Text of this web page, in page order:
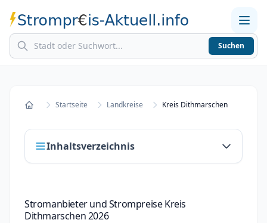
Home
Stromkosten berechnen
Suchen
StartseiteStartseite Landkreise Kreis Dithmarschen
Inhaltsverzeichnis
Dithmarschen
Stromanbieter und Strompreise Kreis
Dithmarschen 2026